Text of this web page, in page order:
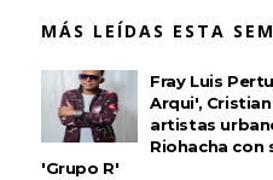
MÁS LEÍDAS ESTA
Fray Luis
Arqui', Cristian
artistas
Riohacha con
'Grupo R'